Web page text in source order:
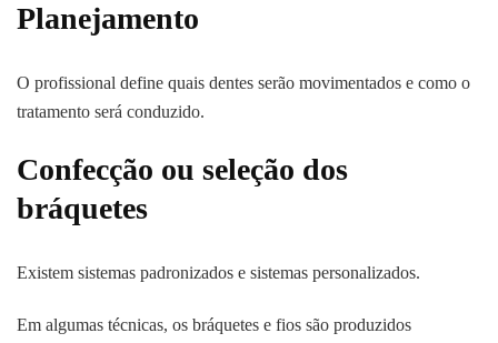
Planejamento
O profissional define quais dentes serão movimentados e como o
tratamento será conduzido.
Confecção ou seleção dos
bráquetes
Existem sistemas padronizados e sistemas personalizados.
Em algumas técnicas, os bráquetes e fios são produzidos